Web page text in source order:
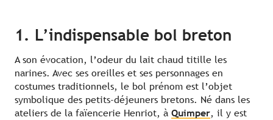
1. L’indispensable bol breton
A son évocation, l’odeur du lait chaud titille les
narines. Avec ses oreilles et ses personnages en
costumes traditionnels, le bol prénom est l’objet
symbolique des petits-déjeuners bretons. Né dans les
ateliers de la faïencerie Henriot, à Quimper, il y est